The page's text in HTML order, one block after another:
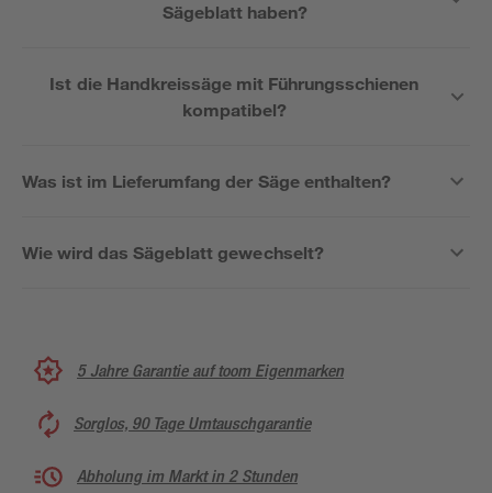
Sägeblatt haben?
Ist die Handkreissäge mit Führungsschienen
kompatibel?
Was ist im Lieferumfang der Säge enthalten?
Wie wird das Sägeblatt gewechselt?
5 Jahre Garantie auf toom Eigenmarken
Sorglos, 90 Tage Umtauschgarantie
Abholung im Markt in 2 Stunden